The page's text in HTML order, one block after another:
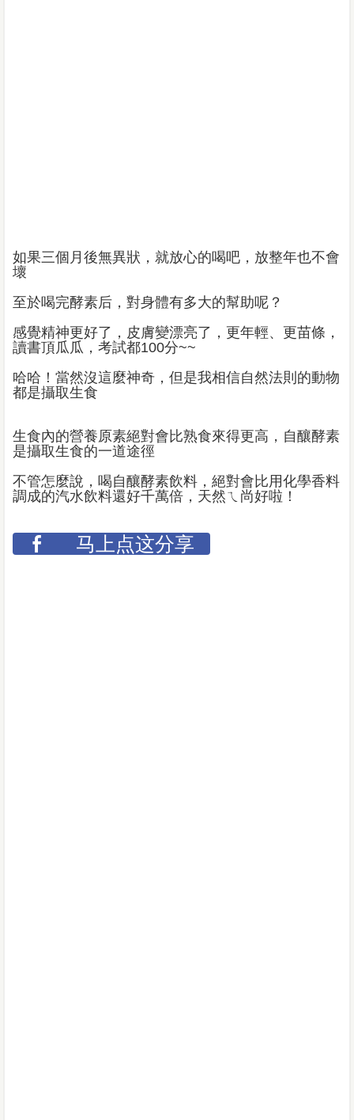
如果三個月後無異狀，就放心的喝吧，放整年也不會
壞
至於喝完酵素后，對身體有多大的幫助呢？
感覺精神更好了，皮膚變漂亮了，更年輕、更苗條，
讀書頂瓜瓜，考試都100分~~
哈哈！當然沒這麼神奇，但是我相信自然法則的動物
都是攝取生食
生食內的營養原素絕對會比熟食來得更高，自釀酵素
是攝取生食的一道途徑
不管怎麼說，喝自釀酵素飲料，絕對會比用化學香料
調成的汽水飲料還好千萬倍，天然ㄟ尚好啦！
马上点这分享